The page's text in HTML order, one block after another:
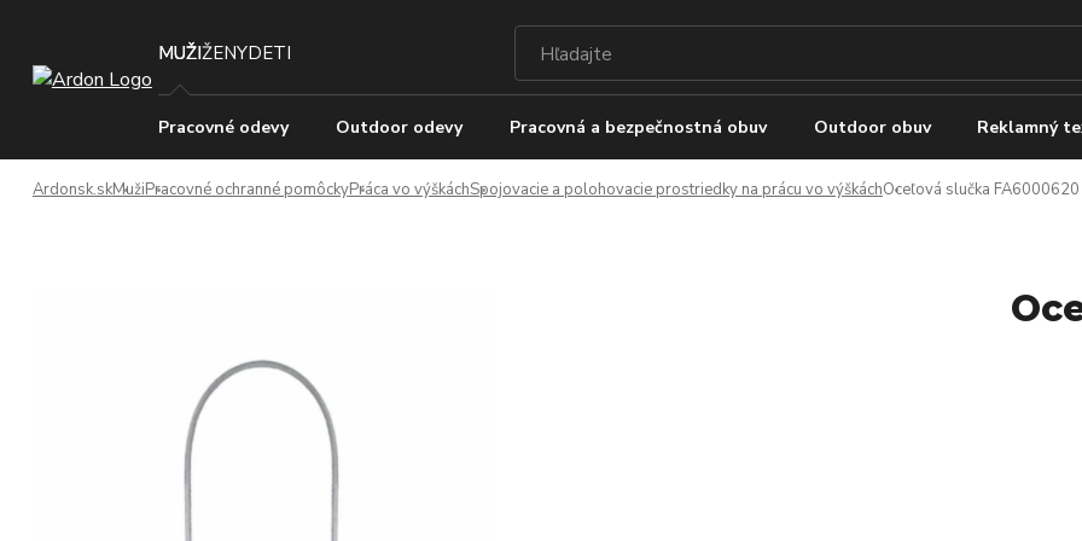
MUŽIŽENYDETI
Pracovné odevy Outdoor odevy Pracovná a bezpečnostná obuv Outdoor obuv Reklamný
Ardonsk.skMužiPracovné ochranné pomôckyPráca vo výškáchSpojovacie a polohovacie prostriedky na prácu vo výškáchOceľová slučka FA6000620